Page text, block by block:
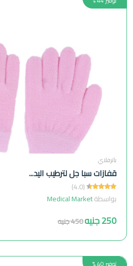
باترفلاي
قفازات سبا جل لترطيب اليد...
(4.0)
بواسطةMedical Market
250 جنيه 450 جنيه